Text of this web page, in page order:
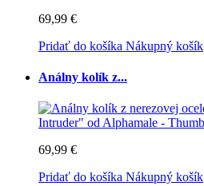
69,99 €
Pridať do košíka Nákupný košík
Análny kolík z...
69,99 €
Pridať do košíka Nákupný košík